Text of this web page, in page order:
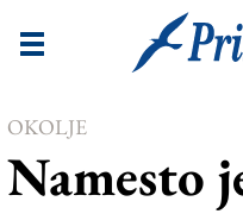
Novice
Goriška
Kultura
OKOLJE
Namesto